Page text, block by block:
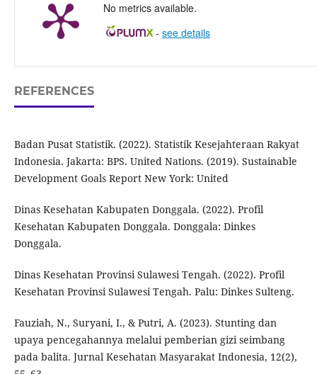
No metrics available.
- see details
REFERENCES
Badan Pusat Statistik. (2022). Statistik Kesejahteraan Rakyat
Indonesia. Jakarta: BPS. United Nations. (2019). Sustainable
Development Goals Report New York: United
Dinas Kesehatan Kabupaten Donggala. (2022). Profil
Kesehatan Kabupaten Donggala. Donggala: Dinkes
Donggala.
Dinas Kesehatan Provinsi Sulawesi Tengah. (2022). Profil
Kesehatan Provinsi Sulawesi Tengah. Palu: Dinkes Sulteng.
Fauziah, N., Suryani, I., & Putri, A. (2023). Stunting dan
upaya pencegahannya melalui pemberian gizi seimbang
pada balita. Jurnal Kesehatan Masyarakat Indonesia, 12(2),